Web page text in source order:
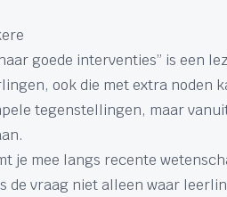
goede interventies” is een
ook die met extra noden
tegenstellingen, maar
je mee langs recente
de vraag niet alleen waar